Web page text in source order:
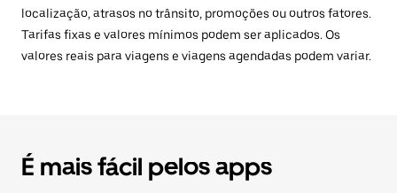
localização, atrasos no trânsito, promoções ou outros fatores.
Tarifas fixas e valores mínimos podem ser aplicados. Os
valores reais para viagens e viagens agendadas podem variar.
É mais fácil pelos apps